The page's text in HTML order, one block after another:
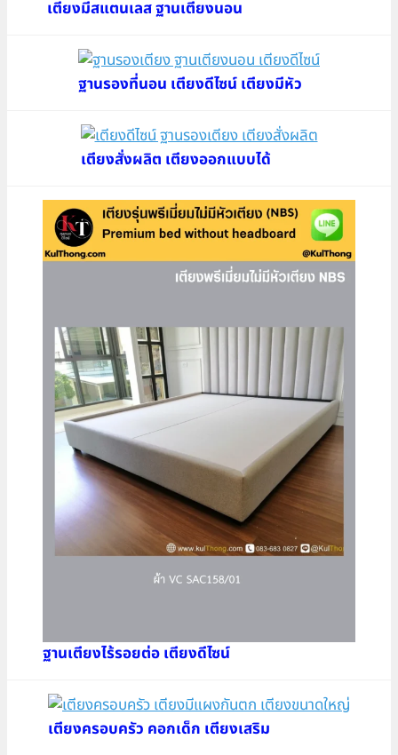
เตียงมีสแตนเลส ฐานเตียงนอน
ฐานรองที่นอน เตียงดีไซน์ เตียงมีหัว
เตียงสั่งผลิต เตียงออกแบบได้
ฐานเตียงไร้รอยต่อ เตียงดีไซน์
เตียงครอบครัว คอกเด็ก เตียงเสริม